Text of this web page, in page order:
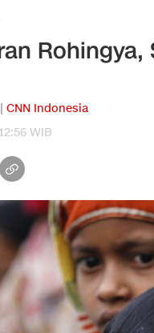
Rohingya,
CNN Indonesia
WIB